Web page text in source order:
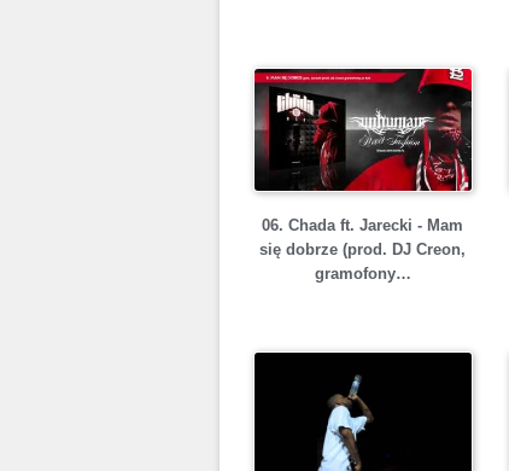
06. Chada ft. Jarecki - Mam
się dobrze (prod. DJ Creon,
gramofony…